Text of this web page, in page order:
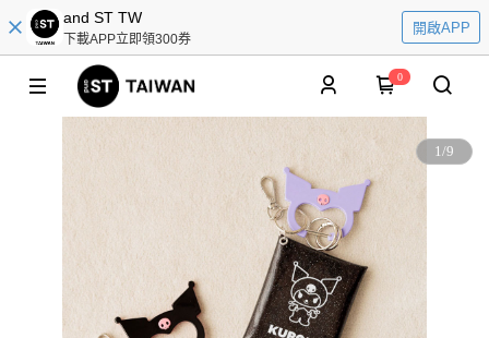
and ST TW
下載APP立即領300券
開啟APP
0
1/9